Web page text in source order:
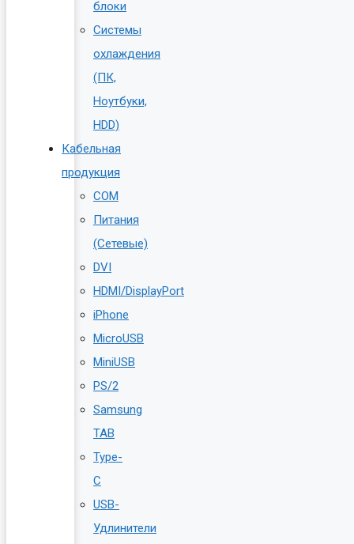
блоки
Системы
охлаждения
(ПК,
Ноутбуки,
HDD)
Кабельная
продукция
COM
Питания
(Сетевые)
DVI
HDMI/DisplayPort
iPhone
MicroUSB
MiniUSB
PS/2
Samsung
TAB
Type-
C
USB-
Удлинители